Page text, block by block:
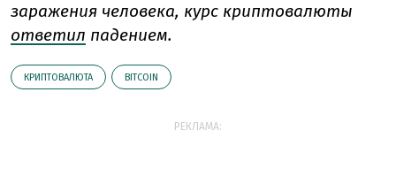
заражения человека, курс криптовалюты
ответил падением.
КРИПТОВАЛЮТА BITCOIN
РЕКЛАМА: